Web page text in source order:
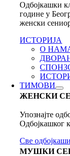
Одбојкашки
године у
женски
ИСТОРИЈА
О
ТИМОВИ
ЖЕНСКИ
Упознајте
Одбојкашког
Све
МУШКИ